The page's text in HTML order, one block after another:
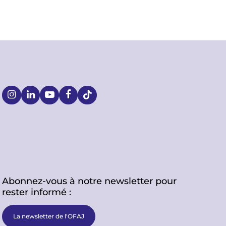
S
a
l
Abonnez-vous à notre newsletter pour
rester informé :
La newsletter de l'OFAJ